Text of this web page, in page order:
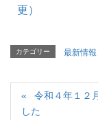
更）
カテゴリー 最新情報
令和４年１２
した